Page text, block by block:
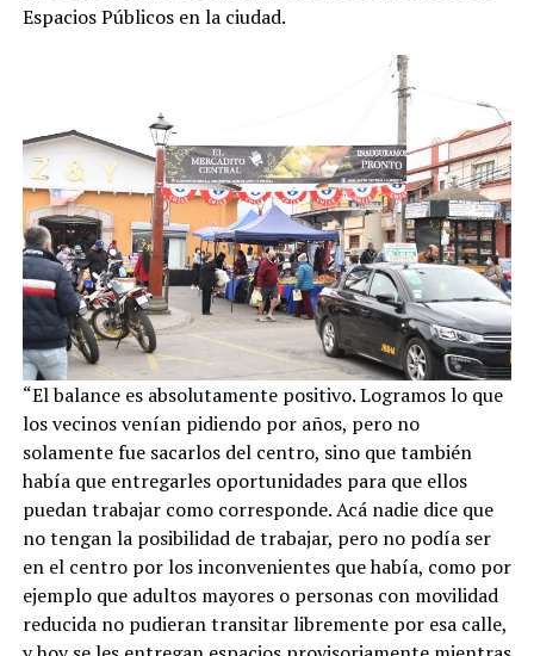
Espacios Públicos en la ciudad.
“El balance es absolutamente positivo. Logramos lo que
los vecinos venían pidiendo por años, pero no
solamente fue sacarlos del centro, sino que también
había que entregarles oportunidades para que ellos
puedan trabajar como corresponde. Acá nadie dice que
no tengan la posibilidad de trabajar, pero no podía ser
en el centro por los inconvenientes que había, como por
ejemplo que adultos mayores o personas con movilidad
reducida no pudieran transitar libremente por esa calle,